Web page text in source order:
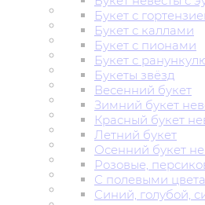
Букет с
Букет с каллами
Букет с пионами
Букет с
Букеты звёзд
Весенний букет
Зимний букет
Красный букет
Летний букет
Осенний букет
Розовые,
С полевыми
Синий, голубой,